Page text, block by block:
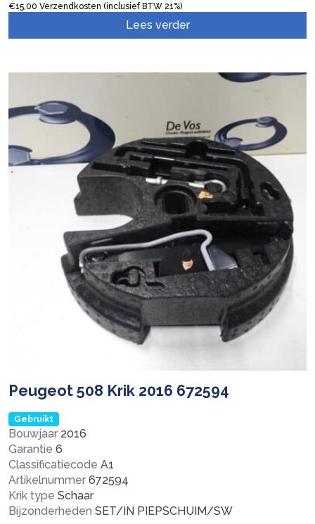
€15,00 Verzendkosten (inclusief BTW 21%)
Lees verder
Peugeot 508 Krik 2016 672594
Gebruikt
Bouwjaar 2016
Garantie 6
Classificatiecode A1
Artikelnummer 672594
Krik type Schaar
Bijzonderheden SET/IN PIEPSCHUIM/SW